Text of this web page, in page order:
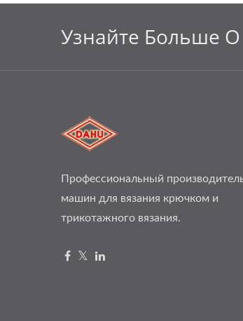
Узнайте Больше
Профессиональный
машин для вязания крючком и
трикотажного вязания.